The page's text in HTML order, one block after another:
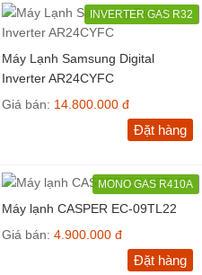
INVERTER GAS R32
Máy Lạnh Samsung Digital
Inverter AR24CYFC
Giá bán: 14.800.000 đ
Đặt hàng
MONO GAS R410A
Máy lạnh CASPER EC-09TL22
Giá bán: 4.900.000 đ
Đặt hàng